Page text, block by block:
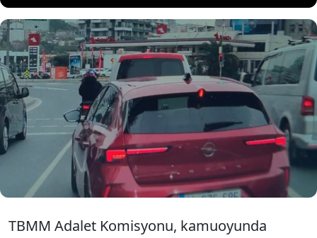
TBMM Adalet Komisyonu'nda, infaz
düzenlemelerini de içeren, '11'inci Yargı Paketi'
üzerindeki görüşmeler başladı. Trafikle ilgili yeni
düzenlemeye göre hukuka aykırı bir davranışla
bir aracı durduran veya hareket etmesini
engelleyen kişiye 3 yıla kadar hapis cezası
verilecek.
TBMM Adalet Komisyonu, kamuoyunda